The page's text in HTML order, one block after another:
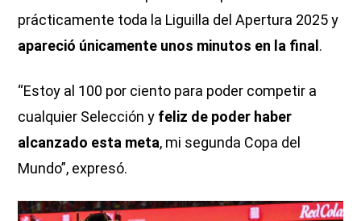
prácticamente toda la Liguilla del Apertura 2025 y
apareció únicamente unos minutos en la final.
“Estoy al 100 por ciento para poder competir a
cualquier Selección y feliz de poder haber
alcanzado esta meta, mi segunda Copa del
Mundo”, expresó.